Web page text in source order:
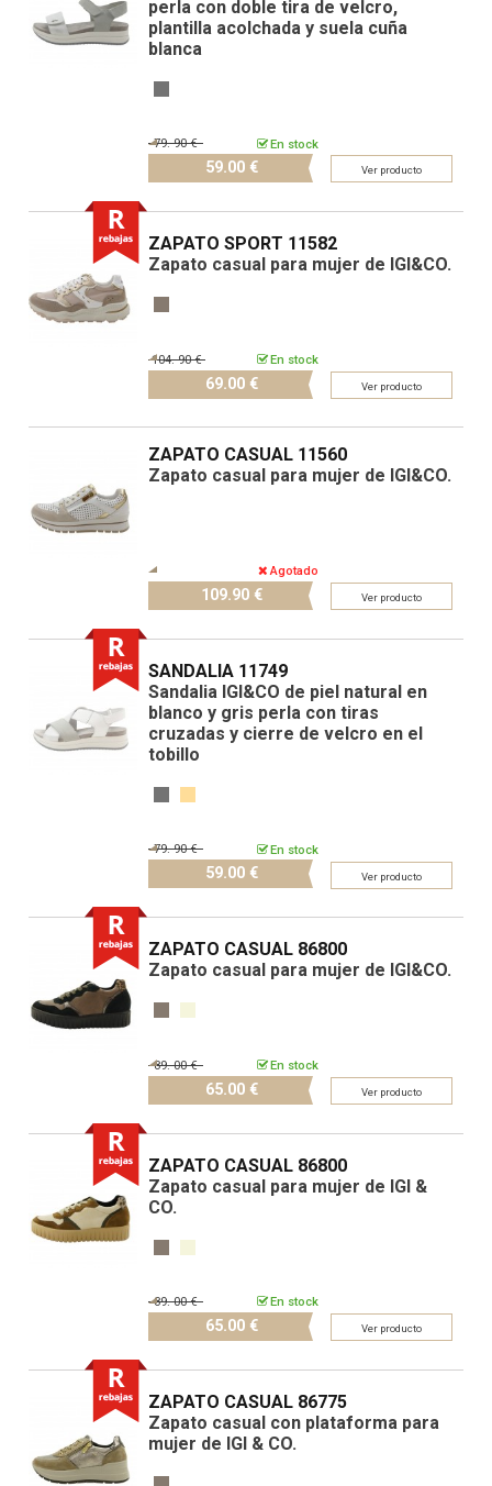
perla con doble tira de velcro,
plantilla acolchada y suela cuña
blanca
En stock
79.90 €
59.00 € Ver producto
ZAPATO SPORT 11582
Zapato casual para mujer de IGI&CO.
En stock
104.90 €
69.00 € Ver producto
ZAPATO CASUAL 11560
Zapato casual para mujer de IGI&CO.
Agotado
109.90 € Ver producto
SANDALIA 11749
Sandalia IGI&CO de piel natural en
blanco y gris perla con tiras
cruzadas y cierre de velcro en el
tobillo
En stock
79.90 €
59.00 € Ver producto
ZAPATO CASUAL 86800
Zapato casual para mujer de IGI&CO.
En stock
89.00 €
65.00 € Ver producto
ZAPATO CASUAL 86800
Zapato casual para mujer de IGI &
CO.
En stock
89.00 €
65.00 € Ver producto
ZAPATO CASUAL 86775
Zapato casual con plataforma para
mujer de IGI & CO.